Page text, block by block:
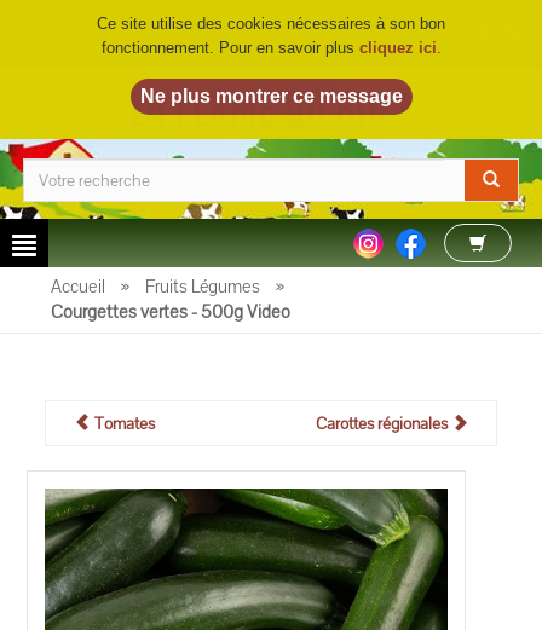
LA FERME DU BIO©
Accueil » Fruits Légumes
»
Courgettes vertes - 500g Video
Tomates Carottes régionales
Ce site utilise des cookies nécessaires à son bon
fonctionnement. Pour en savoir plus cliquez ici.